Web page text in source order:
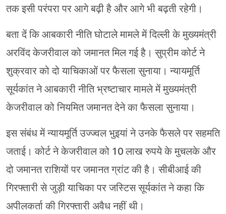
तक इसी परंपरा पर आगे बढ़ी है और आगे भी बढ़ती रहेगी।
बता दें कि आबकारी नीति घोटाले मामले में दिल्ली के मुख्यमंत्री
अरविंद केजरीवाल को जमानत मिल गई है। सुप्रीम कोर्ट ने
शुक्रवार को दो याचिकाओं पर फैसला सुनाया। न्यायमूर्ति
सूर्यकांत ने आबकारी नीति भ्रष्टाचार मामले में मुख्यमंत्री
केजरीवाल को नियमित जमानत देने का फैसला सुनाया।
इस संबंध में न्यायमूर्ति उज्ज्वल भुइयां ने उनके फैसले पर सहमति
जताई। कोर्ट ने केजरीवाल को 10 लाख रुपये के मुचलके और
दो जमानत राशियों पर जमानत ग्रांट की है। सीबीआई की
गिरफ्तारी से जुड़ी याचिका पर जस्टिस सूर्यकांत ने कहा कि
अपीलकर्ता की गिरफ्तारी अवैध नहीं थी।